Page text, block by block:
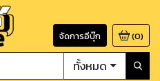
จัดการอีบุ๊ก (0)
ทั้งหมด